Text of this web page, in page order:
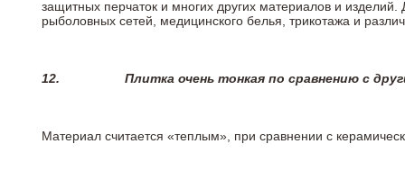
защитных перчаток и многих других материалов и
рыболовных сетей, медицинского белья, трикотажа и
12. Плитка очень тонкая по сравнению с
Материал считается «теплым», при сравнении с